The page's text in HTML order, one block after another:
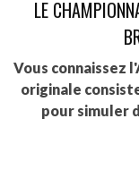
LE
Vous connaissez
originale
pour simuler